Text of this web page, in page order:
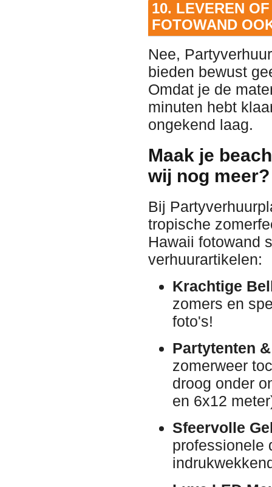
10. LEVEREN
FOTOWAND
Nee,
bieden bewust
Omdat je de
minuten hebt
ongekend laag.
Maak je
wij nog meer?
Bij
tropische
Hawaii fotowand
verhuurartikelen:
Krachtige
zomers en
foto's!
Partytenten
zomerweer
droog onder
en 6x12
Sfeervolle
professionele